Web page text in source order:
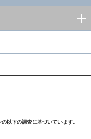
以下の調査に基づいています。